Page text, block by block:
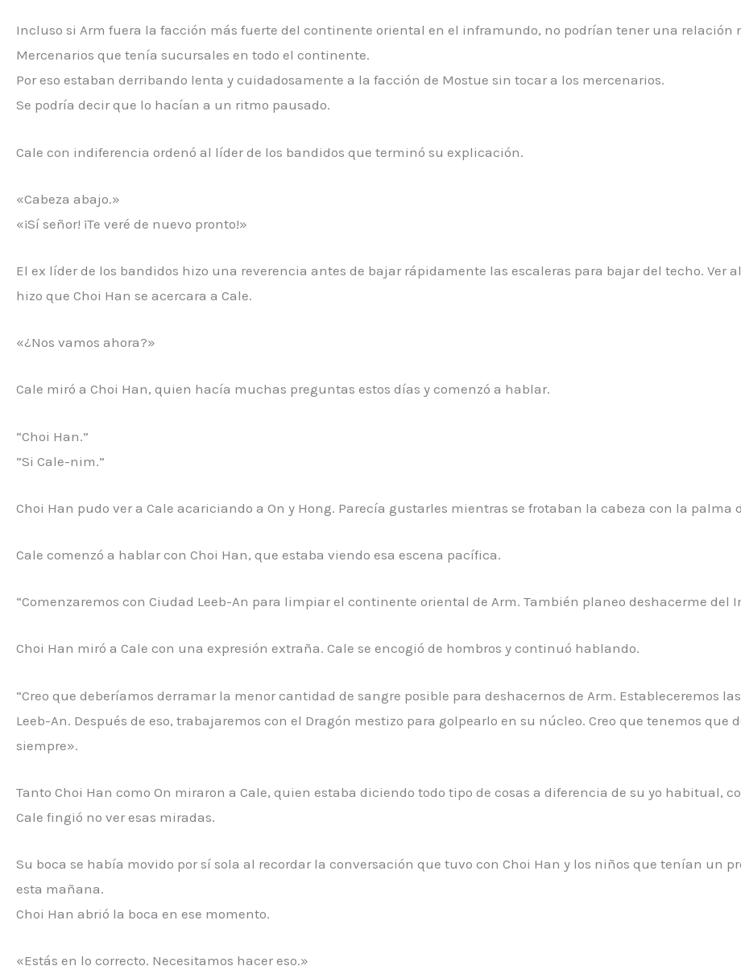
Incluso si Arm fuera la facción más fuerte del continente oriental en el inframundo, no podrían tener una relación
Mercenarios que tenía sucursales en todo el continente.
Por eso estaban derribando lenta y cuidadosamente a la facción de Mostue sin tocar a los mercenarios.
Se podría decir que lo hacían a un ritmo pausado.
Cale con indiferencia ordenó al líder de los bandidos que terminó su explicación.
«Cabeza abajo.»
«¡Sí señor! ¡Te veré de nuevo pronto!»
El ex líder de los bandidos hizo una reverencia antes de bajar rápidamente las escaleras para bajar del techo. Ver
hizo que Choi Han se acercara a Cale.
«¿Nos vamos ahora?»
Cale miró a Choi Han, quien hacía muchas preguntas estos días y comenzó a hablar.
“Choi Han.”
“Si Cale-nim.”
Choi Han pudo ver a Cale acariciando a On y Hong. Parecía gustarles mientras se frotaban la cabeza con la palma
Cale comenzó a hablar con Choi Han, que estaba viendo esa escena pacífica.
“Comenzaremos con Ciudad Leeb-An para limpiar el continente oriental de Arm. También planeo deshacerme del
Choi Han miró a Cale con una expresión extraña. Cale se encogió de hombros y continuó hablando.
“Creo que deberíamos derramar la menor cantidad de sangre posible para deshacernos de Arm. Estableceremos
Leeb-An. Después de eso, trabajaremos con el Dragón mestizo para golpearlo en su núcleo. Creo que tenemos que
siempre».
Tanto Choi Han como On miraron a Cale, quien estaba diciendo todo tipo de cosas a diferencia de su yo habitual,
Cale fingió no ver esas miradas.
Su boca se había movido por sí sola al recordar la conversación que tuvo con Choi Han y los niños que tenían un
esta mañana.
Choi Han abrió la boca en ese momento.
«Estás en lo correcto. Necesitamos hacer eso.»